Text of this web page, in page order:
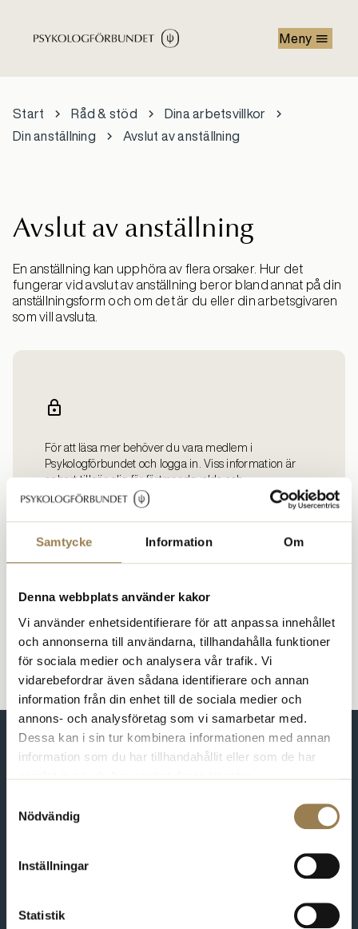
Samtycke Information Om
Denna webbplats använder kakor
Vi använder enhetsidentifierare för att anpassa innehållet
och annonserna till användarna, tillhandahålla funktioner
för sociala medier och analysera vår trafik. Vi
vidarebefordrar även sådana identifierare och annan
information från din enhet till de sociala medier och
annons- och analysföretag som vi samarbetar med.
Dessa kan i sin tur kombinera informationen med annan
information som du har tillhandahållit eller som de har
samlat in när du har använt deras tjänster.
Nödvändig
Inställningar
Statistik
Meny
Start Råd & stöd
Dina arbetsvillkor
Din anställning
Avslut av anställning
Avslut av anställning
En anställning kan upphöra av flera orsaker. Hur det
fungerar vid avslut av anställning beror bland annat på din
anställningsform och om det är du eller din arbetsgivaren
som vill avsluta.
För att läsa mer behöver du vara medlem i
Psykologförbundet och logga in. Viss information är
enbart tillgänglig för förtroendevalda och
företagarmedlemmar.
Logga in Bli medlem
Bli medlem